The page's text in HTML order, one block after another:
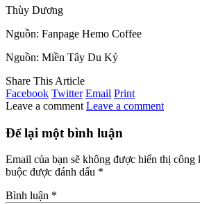
Thùy Dương
Nguồn: Fanpage Hemo Coffee
Nguồn: Miền Tây Du Ký
Share This Article
Facebook Twitter Email Print
Leave a comment Leave a comment
Để lại một bình luận
Email của bạn sẽ không được hiển thị công
buộc được đánh dấu *
Bình luận *